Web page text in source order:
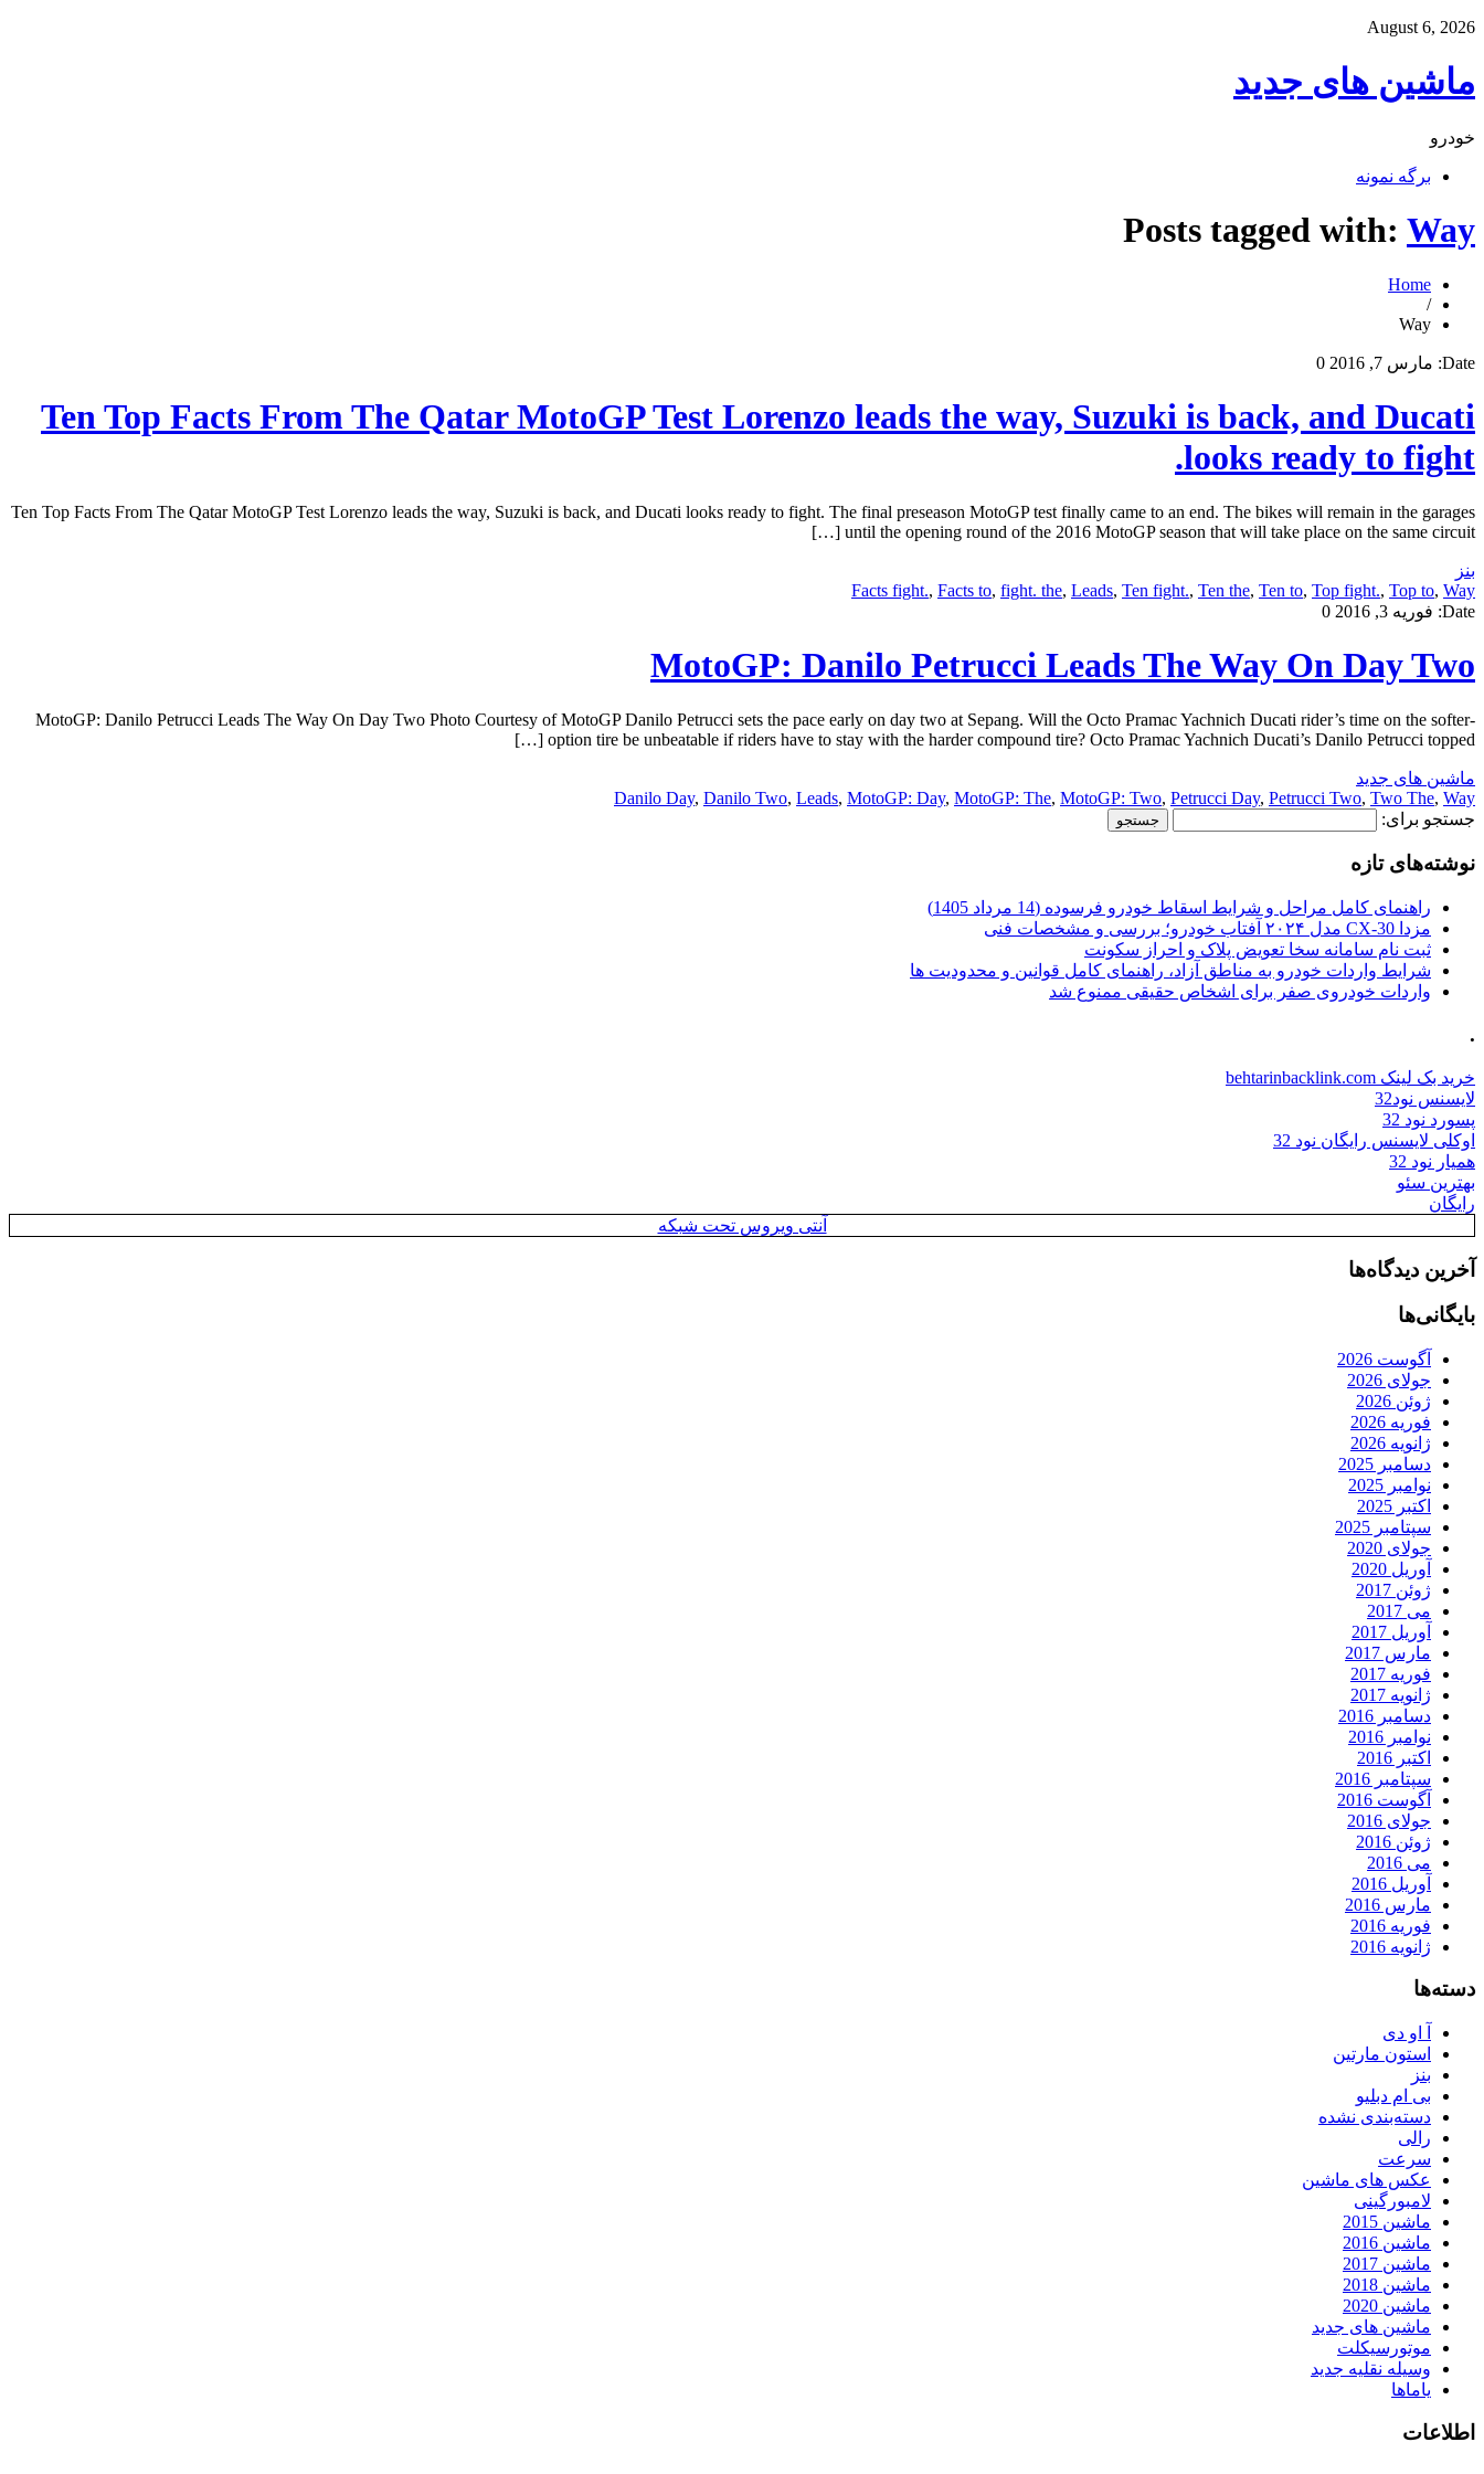
August 6, 2026
ماشین های جدید
خودرو
برگه نمونه
Posts tagged with: Way
Home
/
Way
Date: مارس 7, 2016 0
Ten Top Facts From The Qatar MotoGP Test Lorenzo leads the way, Suzuki is back, and Ducati
looks ready to fight.
Ten Top Facts From The Qatar MotoGP Test Lorenzo leads the way, Suzuki is back, and Ducati looks ready to fight. The final preseason MotoGP test finally came to an end. The bikes will remain in the garages
until the opening round of the 2016 MotoGP season that will take place on the same circuit […]
بنز
Facts fight., Facts to, fight. the, Leads, Ten fight., Ten the, Ten to, Top fight., Top to, Way
Date: فوریه 3, 2016 0
MotoGP: Danilo Petrucci Leads The Way On Day Two
MotoGP: Danilo Petrucci Leads The Way On Day Two Photo Courtesy of MotoGP Danilo Petrucci sets the pace early on day two at Sepang. Will the Octo Pramac Yachnich Ducati rider’s time on the softer-
option tire be unbeatable if riders have to stay with the harder compound tire? Octo Pramac Yachnich Ducati’s Danilo Petrucci topped […]
ماشین های جدید
Danilo Day, Danilo Two, Leads, MotoGP: Day, MotoGP: The, MotoGP: Two, Petrucci Day, Petrucci Two, Two The, Way
جستجو برای:
نوشته‌های تازه
راهنمای کامل مراحل و شرایط اسقاط خودرو فرسوده (14 مرداد 1405)
مزدا CX-30 مدل ۲۰۲۴ آفتاب خودرو؛ بررسی و مشخصات فنی
ثبت نام سامانه سخا تعویض پلاک و احراز سکونت
شرایط واردات خودرو به مناطق آزاد، راهنمای کامل قوانین و محدودیت ها
واردات خودروی صفر برای اشخاص حقیقی ممنوع شد
.
خرید بک لینک behtarinbacklink.com
لایسنس نود32
پسورد نود 32
اوکلی لایسنس رایگان نود 32
همیار نود 32
بهترین سئو
رایگان
آنتی ویروس تحت شبکه
آخرین دیدگاه‌ها
بایگانی‌ها
آگوست 2026
جولای 2026
ژوئن 2026
فوریه 2026
ژانویه 2026
دسامبر 2025
نوامبر 2025
اکتبر 2025
سپتامبر 2025
جولای 2020
آوریل 2020
ژوئن 2017
می 2017
آوریل 2017
مارس 2017
فوریه 2017
ژانویه 2017
دسامبر 2016
نوامبر 2016
اکتبر 2016
سپتامبر 2016
آگوست 2016
جولای 2016
ژوئن 2016
می 2016
آوریل 2016
مارس 2016
فوریه 2016
ژانویه 2016
دسته‌ها
آ او دی
استون مارتین
بنز
بی ام دبلیو
دسته‌بندی نشده
رالی
سرعت
عکس های ماشین
لامبورگینی
ماشین 2015
ماشین 2016
ماشین 2017
ماشین 2018
ماشین 2020
ماشین های جدید
موتورسیکلت
وسیله نقلیه جدید
یاماها
اطلاعات